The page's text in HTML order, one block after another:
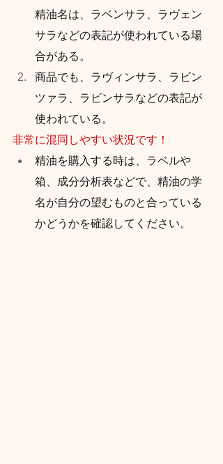
精油名は、ラベンサラ、ラヴェン
サラなどの表記が使われている場
合がある。
商品でも、ラヴィンサラ、ラビン
ツァラ、ラビンサラなどの表記が
使われている。
非常に混同しやすい状況です！
精油を購入する時は、ラベルや
箱、成分分析表などで、精油の学
名が自分の望むものと合っている
かどうかを確認してください。